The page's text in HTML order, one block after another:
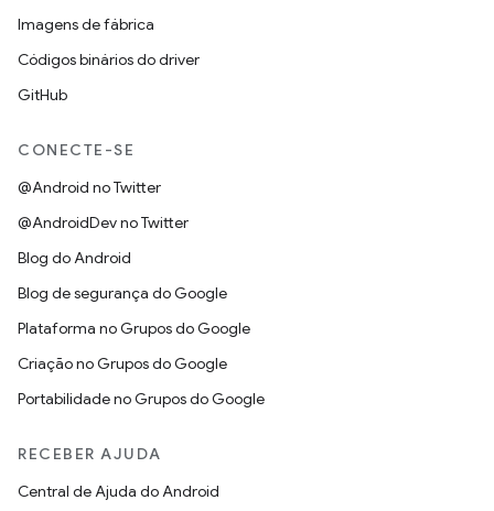
Imagens de fábrica
Códigos binários do driver
GitHub
CONECTE-SE
@Android no Twitter
@AndroidDev no Twitter
Blog do Android
Blog de segurança do Google
Plataforma no Grupos do Google
Criação no Grupos do Google
Portabilidade no Grupos do Google
RECEBER AJUDA
Central de Ajuda do Android